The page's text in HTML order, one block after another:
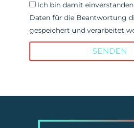
Ich bin damit
Daten für die Beantwortung
gespeichert und verarbeitet
SENDEN